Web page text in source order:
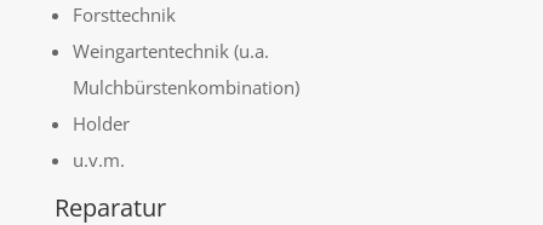
Forsttechnik
Weingartentechnik (u.a.
Mulchbürstenkombination)
Holder
u.v.m.
Reparatur